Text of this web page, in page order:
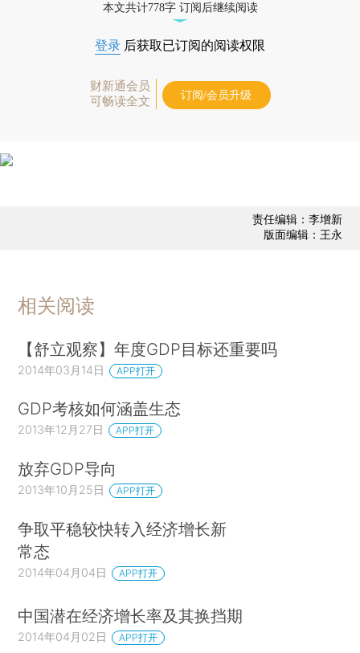
本文共计778字 订阅后继续阅读
登录 后获取已订阅的阅读权限
财新通会员
可畅读全文
订阅/会员升级
责任编辑：李增新
版面编辑：王永
相关阅读
【舒立观察】年度GDP目标还重要吗
2014年03月14日 APP打开
GDP考核如何涵盖生态
2013年12月27日 APP打开
放弃GDP导向
2013年10月25日 APP打开
争取平稳较快转入经济增长新
常态
2014年04月04日 APP打开
中国潜在经济增长率及其换挡期
2014年04月02日 APP打开